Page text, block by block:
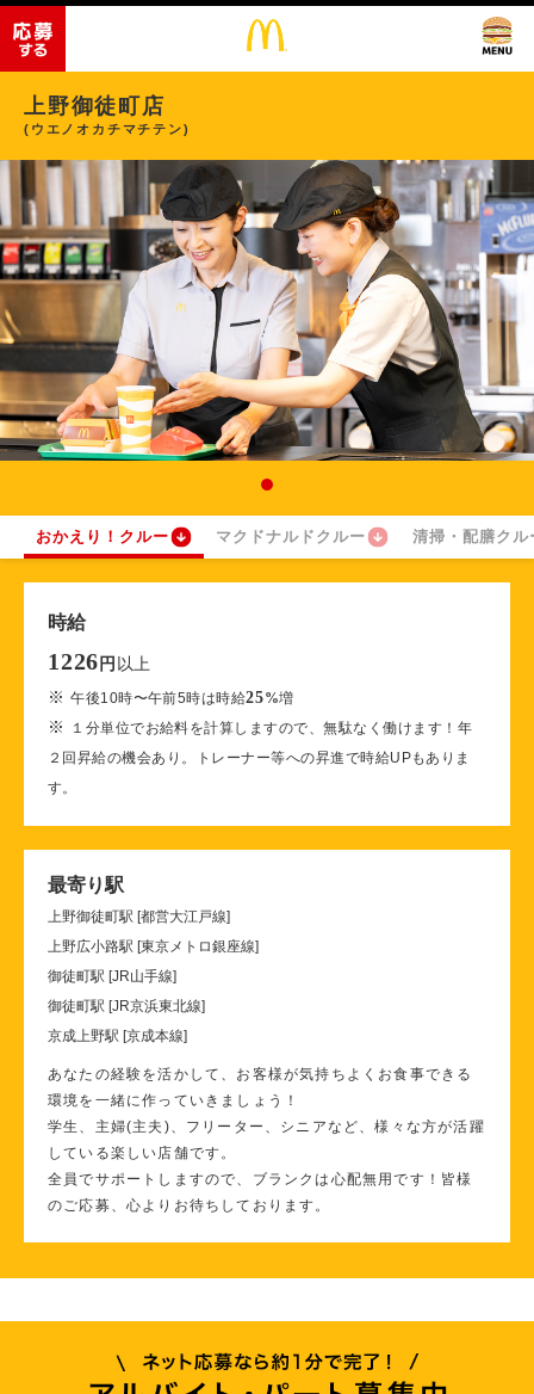
上野御徒町店
(ウエノオカチマチテン)
おかえり！クルー マクドナルドクルー 清掃・配膳クル
時給
1226 円 以上
※午後10時〜午前5時は時給25%増
※
１分単位でお給料を計算しますので、無駄なく働けます！年
２回昇給の機会あり。トレーナー等への昇進で時給UPもありま
す。
最寄り駅
上野御徒町駅 [都営大江戸線]
上野広小路駅 [東京メトロ銀座線]
御徒町駅 [JR山手線]
御徒町駅 [JR京浜東北線]
京成上野駅 [京成本線]
あなたの経験を活かして、お客様が気持ちよくお食事できる
環境を一緒に作っていきましょう！
学生、主婦(主夫)、フリーター、シニアなど、様々な方が活躍
している楽しい店舗です。
全員でサポートしますので、ブランクは心配無用です！皆様
のご応募、心よりお待ちしております。